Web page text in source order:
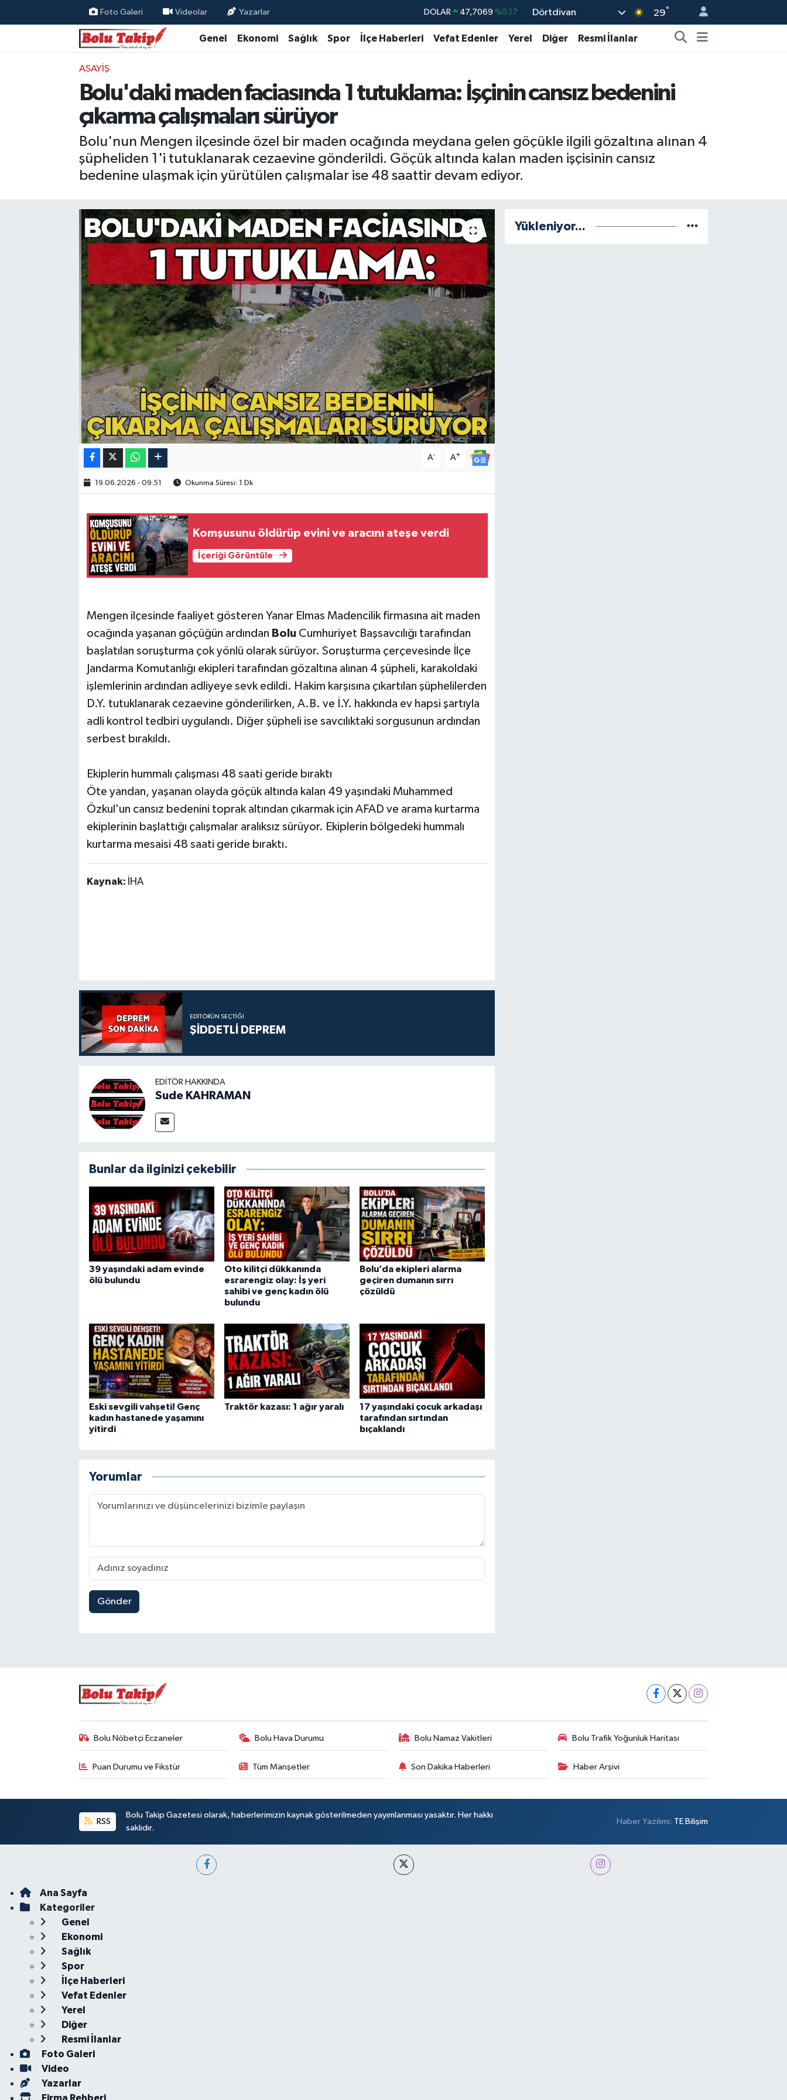
Foto Galeri Videolar Yazarlar DOLAR 47,7069 %0.17
EURO 55,0265 %0.01
BİST100 13.887 %64
Dörtdivan 29°
Genel Ekonomi Sağlık Spor İlçe Haberleri Vefat Edenler Yerel Diğer Resmi İlanlar
ASAYIŞ
Bolu'daki maden faciasında 1 tutuklama: İşçinin cansız bedenini
çıkarma çalışmaları sürüyor
Bolu'nun Mengen ilçesinde özel bir maden ocağında meydana gelen göçükle ilgili gözaltına alınan 4
şüpheliden 1'i tutuklanarak cezaevine gönderildi. Göçük altında kalan maden işçisinin cansız
bedenine ulaşmak için yürütülen çalışmalar ise 48 saattir devam ediyor.
A- A+
19.06.2026 - 09:51 Okunma Süresi: 1 Dk
Komşusunu öldürüp evini ve aracını ateşe verdi
İçeriği Görüntüle
Mengen ilçesinde faaliyet gösteren Yanar Elmas Madencilik firmasına ait maden
ocağında yaşanan göçüğün ardından BoluCumhuriyet Başsavcılığı tarafından
başlatılan soruşturma çok yönlü olarak sürüyor. Soruşturma çerçevesinde İlçe
Jandarma Komutanlığı ekipleri tarafından gözaltına alınan 4 şüpheli, karakoldaki
işlemlerinin ardından adliyeye sevk edildi. Hakim karşısına çıkartılan şüphelilerden
D.Y. tutuklanarak cezaevine gönderilirken, A.B. ve İ.Y. hakkında ev hapsi şartıyla
adli kontrol tedbiri uygulandı. Diğer şüpheli ise savcılıktaki sorgusunun ardından
serbest bırakıldı.
Ekiplerin hummalı çalışması 48 saati geride bıraktı
Öte yandan, yaşanan olayda göçük altında kalan 49 yaşındaki Muhammed
Özkul'un cansız bedenini toprak altından çıkarmak için AFAD ve arama kurtarma
ekiplerinin başlattığı çalışmalar aralıksız sürüyor. Ekiplerin bölgedeki hummalı
kurtarma mesaisi 48 saati geride bıraktı.
Kaynak: İHA
EDITÖRÜN SEÇTIĞI
ŞİDDETLİ DEPREM
EDITÖR HAKKINDA
Sude KAHRAMAN
Bunlar da ilginizi çekebilir
39 yaşındaki adam evinde
ölü bulundu
Oto kilitçi dükkanında
esrarengiz olay: İş yeri
sahibi ve genç kadın ölü
bulundu
Bolu’da ekipleri alarma
geçiren dumanın sırrı
çözüldü
Eski sevgili vahşeti! Genç
kadın hastanede yaşamını
yitirdi
Traktör kazası: 1 ağır yaralı
17 yaşındaki çocuk arkadaşı
tarafından sırtından
bıçaklandı
Yorumlar
Gönder
Yükleniyor...
Bolu Nöbetçi Eczaneler Bolu Hava Durumu Bolu Namaz Vakitleri Bolu Trafik Yoğunluk Haritası
Puan Durumu ve Fikstür Tüm Manşetler Son Dakika Haberleri Haber Arşivi
RSS
Bolu Takip Gazetesi olarak, haberlerimizin kaynak gösterilmeden yayımlanması yasaktır. Her hakkı
saklıdır.
Haber Yazılımı: TE Bilişim
Ana Sayfa
Kategoriler
Genel
Ekonomi
Sağlık
Spor
İlçe Haberleri
Vefat Edenler
Yerel
Diğer
Resmi İlanlar
Foto Galeri
Video
Yazarlar
Firma Rehberi